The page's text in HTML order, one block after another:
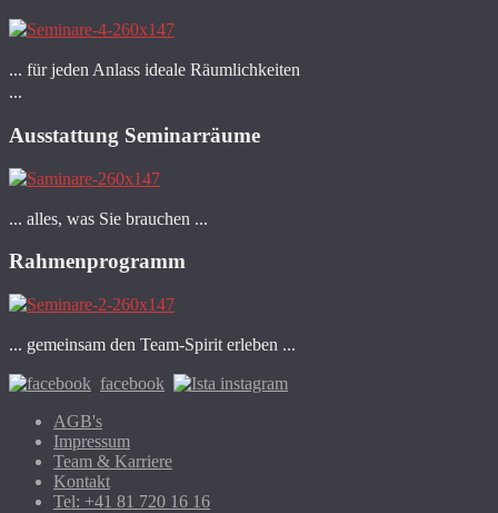
... für jeden Anlass ideale Räumlichkeiten
...
Ausstattung Seminarräume
... alles, was Sie brauchen ...
Rahmenprogramm
... gemeinsam den Team-Spirit erleben ...
facebook
instagram
AGB's
Impressum
Team & Karriere
Kontakt
Tel: +41 81 720 16 16